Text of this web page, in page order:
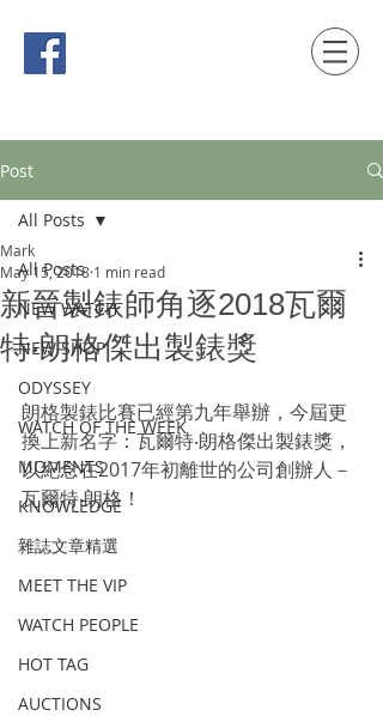
Post
All Posts
NEW WATCH
NEW SHOP
ODYSSEY
WATCH OF THE WEEK
MOMENTS
KNOWLEDGE
雜誌文章精選
MEET THE VIP
WATCH PEOPLE
HOT TAG
AUCTIONS
All Posts
新晉製錶師角逐2018瓦爾
特‧朗格傑出製錶獎
Mark
May 15, 2018 1 min read
朗格製錶比賽已經第九年舉辦，今屆更
換上新名字：瓦爾特‧朗格傑出製錶獎，
以紀念在2017年初離世的公司創辦人－
瓦爾特‧朗格！